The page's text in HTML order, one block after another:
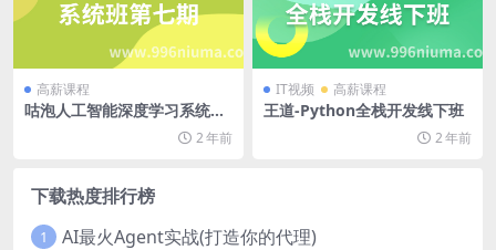
高薪课程
咕泡人工智能深度学习系统班
2 年前
IT视频 高薪课程
王道-Python全栈开发线下班
2 年前
下载热度排行榜
1 AI最火Agent实战(打造你的代理)